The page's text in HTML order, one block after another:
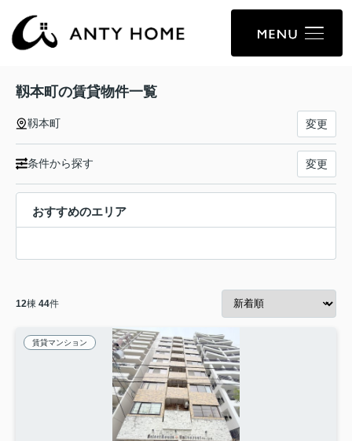
靱本町の賃貸物件一覧
靱本町 変更
条件から探す 変更
おすすめのエリア
12棟 44件
賃貸マンション